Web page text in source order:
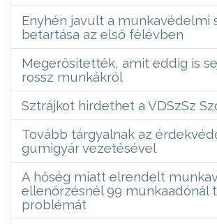
Enyhén javult a munkavédelmi
betartása az első félévben
Megerősítették, amit eddig is
rossz munkákról
Sztrájkot hirdethet a VDSzSz
Tovább tárgyalnak az
gumigyár vezetésével
A hőség miatt elrendelt
ellenőrzésnél 99 munkaadónál
problémát